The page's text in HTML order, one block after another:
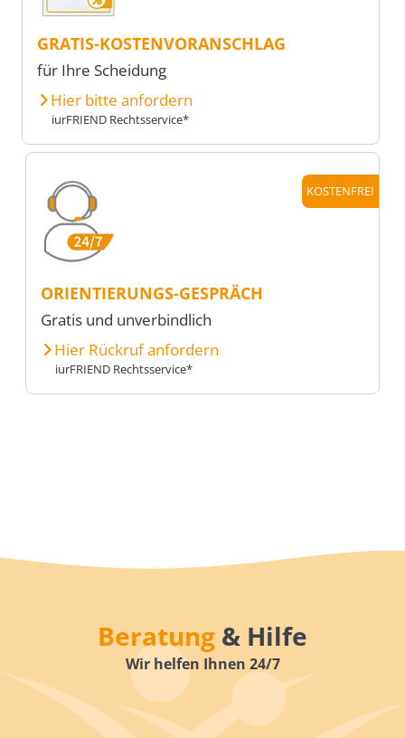
GRATIS-KOSTENVORANSCHLAG
für Ihre Scheidung
Hier bitte anfordern
iurFRIEND Rechtsservice*
KOSTENFREI
ORIENTIERUNGS-GESPRÄCH
Gratis und unverbindlich
Hier Rückruf anfordern
iurFRIEND Rechtsservice*
Beratung & Hilfe
Wir helfen Ihnen 24/7